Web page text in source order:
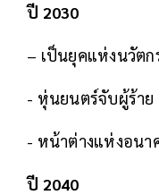
ปี 2030
– เป็นยุคแห่งนวัต
- หุ่นยนตร์จับผู้ร้าย
- หน้าต่างแห่งอนา
ปี 2040